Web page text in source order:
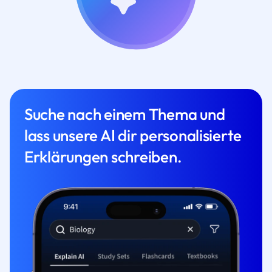
Suche nach einem Thema und
lass unsere AI dir personalisierte
Erklärungen schreiben.